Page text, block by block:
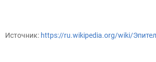
Источник: https://ru.wikipedia.org/wiki/